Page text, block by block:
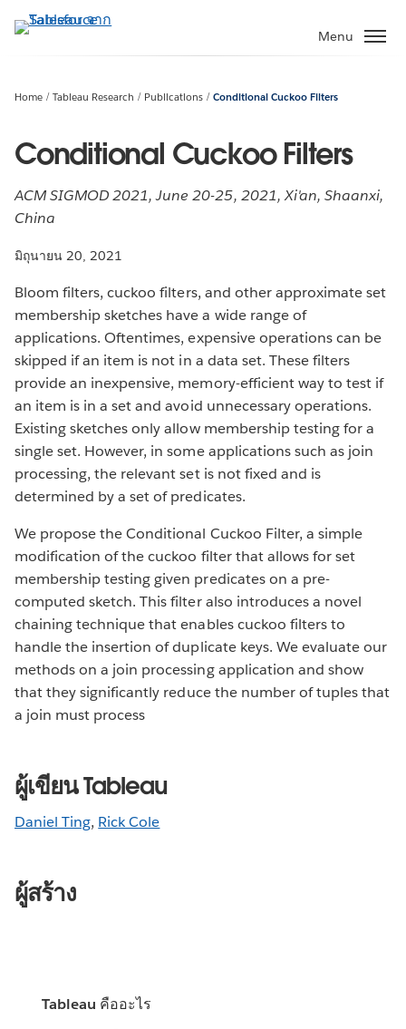
ไป
หลัก
Menu
Home Tableau Research Publications Conditional Cuckoo Filters
Conditional Cuckoo Filters
ACM SIGMOD 2021, June 20-25, 2021, Xi'an, Shaanxi,
China
มิถุนายน 20, 2021
Bloom filters, cuckoo filters, and other approximate set
membership sketches have a wide range of
applications. Oftentimes, expensive operations can be
skipped if an item is not in a data set. These filters
provide an inexpensive, memory-efficient way to test if
an item is in a set and avoid unnecessary operations.
Existing sketches only allow membership testing for a
single set. However, in some applications such as join
processing, the relevant set is not fixed and is
determined by a set of predicates.
We propose the Conditional Cuckoo Filter, a simple
modification of the cuckoo filter that allows for set
membership testing given predicates on a pre-
computed sketch. This filter also introduces a novel
chaining technique that enables cuckoo filters to
handle the insertion of duplicate keys. We evaluate our
methods on a join processing application and show
that they significantly reduce the number of tuples that
a join must process
ผู้เขียน Tableau
Daniel Ting, Rick Cole
ผู้สร้าง
Tableau คืออะไร